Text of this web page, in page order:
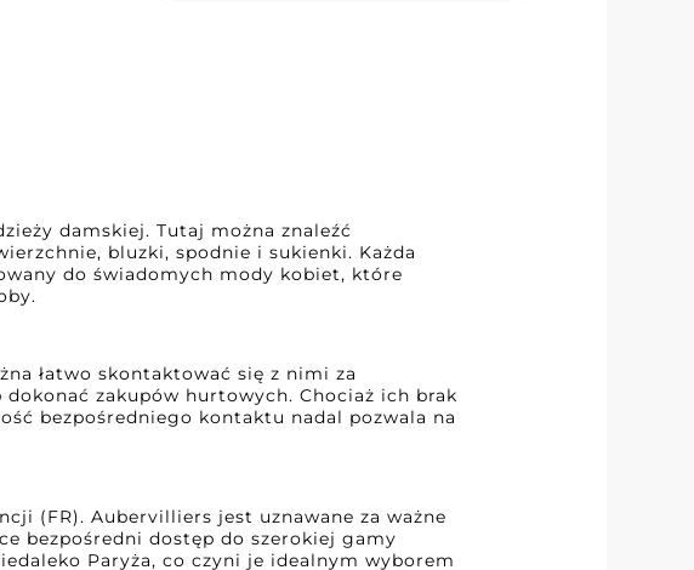
damskiej. Tutaj można znaleźć
bluzki, spodnie i sukienki. Każda
do świadomych mody kobiet, które
łatwo skontaktować się z nimi za
zakupów hurtowych. Chociaż ich brak
bezpośredniego kontaktu nadal pozwala na
(FR). Aubervilliers jest uznawane za ważne
bezpośredni dostęp do szerokiej gamy
Paryża, co czyni je idealnym wyborem